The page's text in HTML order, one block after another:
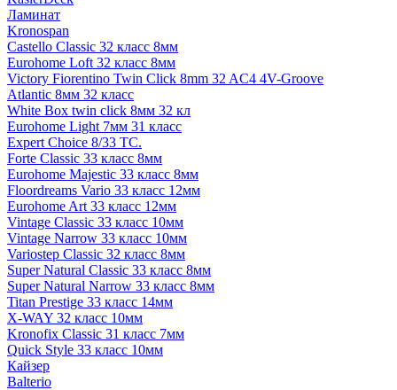
Ламинат
Kronospan
Castello Classic 32 класс 8мм
Eurohome Loft 32 класс 8мм
Victory Fiorentino Twin Click 8mm 32 AC4 4V-Groove
Atlantic 8мм 32 класс
White Box twin click 8мм 32 кл
Eurohome Light 7мм 31 класс
Expert Choice 8/33 TC.
Forte Classic 33 класс 8мм
Eurohome Majestic 33 класс 8мм
Floordreams Vario 33 класс 12мм
Eurohome Art 33 класс 12мм
Vintage Classic 33 класс 10мм
Vintage Narrow 33 класс 10мм
Variostep Classic 32 класс 8мм
Super Natural Classic 33 класс 8мм
Super Natural Narrow 33 класс 8мм
Titan Prestige 33 класс 14мм
X-WAY 32 класс 10мм
Kronofix Classic 31 класс 7мм
Quick Style 33 класс 10мм
Кайзер
Balterio